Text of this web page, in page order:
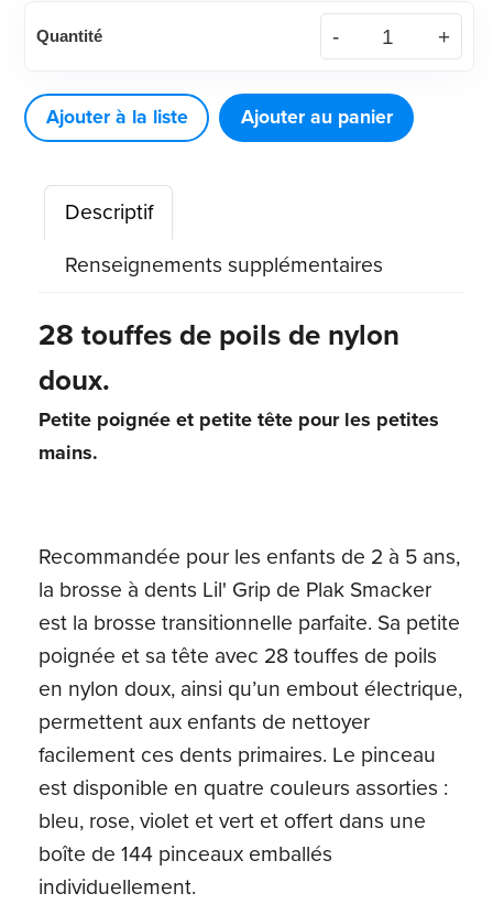
de
à
dents
Lil'
pour
enfants
ct)
Quantité
Ajouter à la liste Ajouter au panier
Descriptif
Renseignements supplémentaires
28 touffes de poils de nylon
doux.
Petite poignée et petite tête pour les petites
mains.
Recommandée pour les enfants de 2 à 5 ans,
la brosse à dents Lil' Grip de Plak Smacker
est la brosse transitionnelle parfaite. Sa petite
poignée et sa tête avec 28 touffes de poils
en nylon doux, ainsi qu’un embout électrique,
permettent aux enfants de nettoyer
facilement ces dents primaires. Le pinceau
est disponible en quatre couleurs assorties :
bleu, rose, violet et vert et offert dans une
boîte de 144 pinceaux emballés
individuellement.